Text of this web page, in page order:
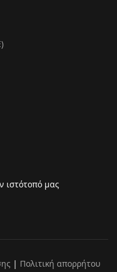
ιστότοπό μας
| Πολιτική απορρήτου